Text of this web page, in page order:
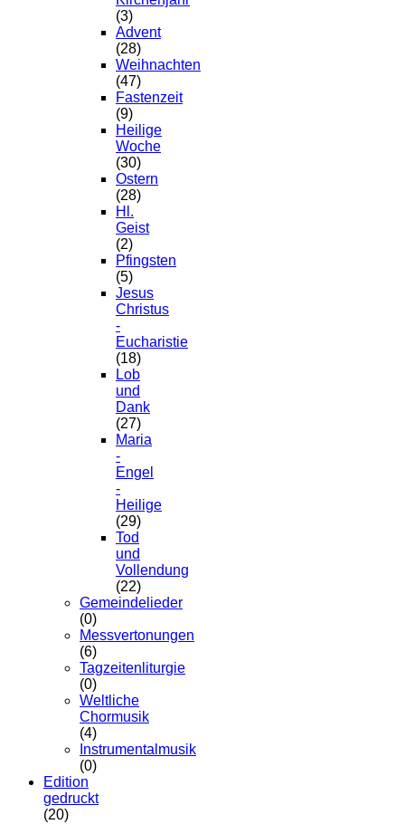
(3)
Advent
(28)
Weihnachten
(47)
Fastenzeit
(9)
Heilige
Woche
(30)
Ostern
(28)
Hl.
Geist
(2)
Pfingsten
(5)
Jesus
Christus
-
Eucharistie
(18)
Lob
und
Dank
(27)
Maria
-
Engel
-
Heilige
(29)
Tod
und
Vollendung
(22)
Gemeindelieder
(0)
Messvertonungen
(6)
Tagzeitenliturgie
(0)
Weltliche
Chormusik
(4)
Instrumentalmusik
(0)
Edition
gedruckt
(20)